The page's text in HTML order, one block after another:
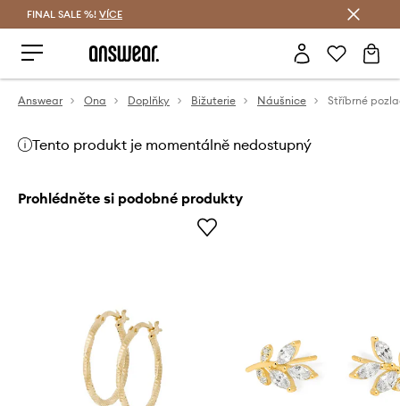
FINAL SALE %! VÍCE
Answear Ona Doplňky Bižuterie Náušnice
Tento produkt je momentálně nedostupný
Prohlédněte si podobné produkty